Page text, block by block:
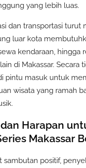
yang lebih luas.
dan transportasi turut
luar kota
kendaraan, hingga
di Makassar. Secara
pintu masuk untuk
wisata yang ramah
Harapan
Makassar
sambutan positif,